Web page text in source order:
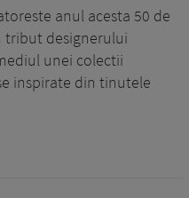
anul acesta 50 de
tribut designerului
unei colectii
inspirate din tinutele